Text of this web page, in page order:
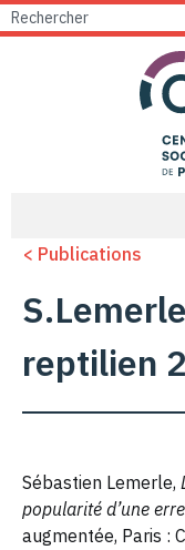
< Publications
reptilien 2
Sébastien Lemerle,
popularité d’une
augmentée, Paris :